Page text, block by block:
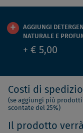
AGGIUNGI
NATURALE E
+ € 5,00
Costi di
(se aggiungi più
scontate del 25%)
Il prodotto